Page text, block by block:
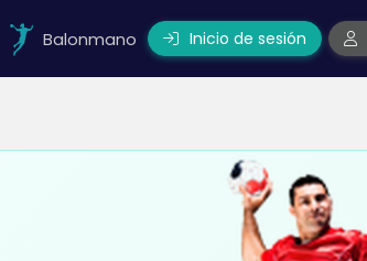
Balonmano Inicio de sesión